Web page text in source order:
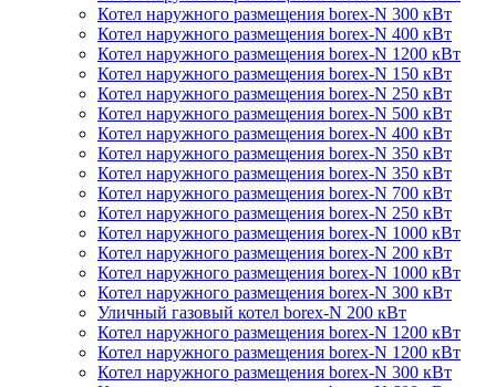
Котел наружного размещения borex-N 300 кВт
Котел наружного размещения borex-N 400 кВт
Котел наружного размещения borex-N 1200 кВт
Котел наружного размещения borex-N 150 кВт
Котел наружного размещения borex-N 250 кВт
Котел наружного размещения borex-N 500 кВт
Котел наружного размещения borex-N 400 кВт
Котел наружного размещения borex-N 350 кВт
Котел наружного размещения borex-N 350 кВт
Котел наружного размещения borex-N 700 кВт
Котел наружного размещения borex-N 250 кВт
Котел наружного размещения borex-N 1000 кВт
Котел наружного размещения borex-N 200 кВт
Котел наружного размещения borex-N 1000 кВт
Котел наружного размещения borex-N 300 кВт
Уличный газовый котел borex-N 200 кВт
Котел наружного размещения borex-N 1200 кВт
Котел наружного размещения borex-N 1200 кВт
Котел наружного размещения borex-N 300 кВт